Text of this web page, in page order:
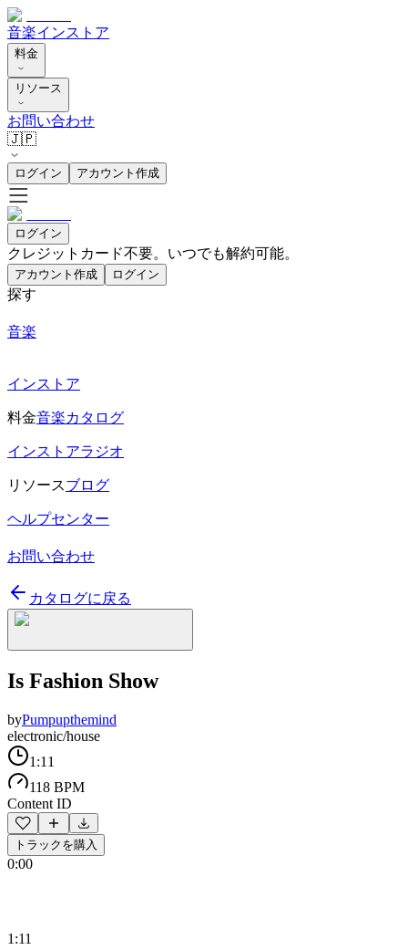
音楽インストア
料金
リソース
お問い合わせ
🇯🇵
ログイン アカウント作成
ログイン
クレジットカード不要。いつでも解約可能。
アカウント作成 ログイン
探す
音楽
インストア
料金音楽カタログ
インストアラジオ
リソースブログ
ヘルプセンター
お問い合わせ
カタログに戻る
Is Fashion Show
byPumpupthemind
electronic/house
1:11
118 BPM
Content ID
トラックを購入
0:00
1:11